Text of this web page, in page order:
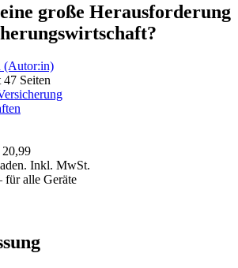
große Herausforderung
(Autor:in)
47 Seiten
Inkl. MwSt.
für alle Geräte